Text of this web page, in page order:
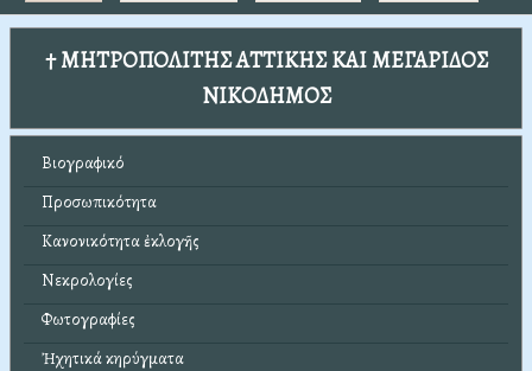
† ΜΗΤΡΟΠΟΛΙΤΗΣ ΑΤΤΙΚΗΣ ΚΑΙ ΜΕΓΑΡΙΔΟΣ
ΝΙΚΟΔΗΜΟΣ
Βιογραφικό
Προσωπικότητα
Κανονικότητα ἐκλογῆς
Νεκρολογίες
Φωτογραφίες
Ἠχητικά κηρύγματα